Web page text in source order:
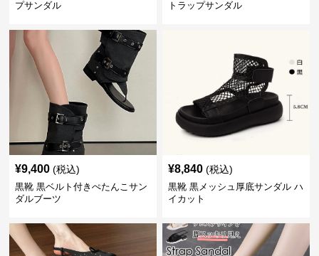
プサンダル トラップサンダル
¥9,400 (税込)
黒靴 黒ベルト付きぺたんこサン
ダルブーツ
¥8,840 (税込)
黒靴 黒メッシュ厚底サンダル ハ
イカット